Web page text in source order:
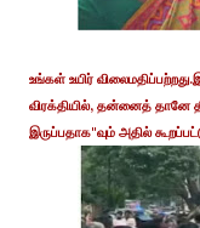
உங்கள் உயிர்
விரக்தியில், தன்னைத் தானே
இருப்பதாக"வும் அதில்